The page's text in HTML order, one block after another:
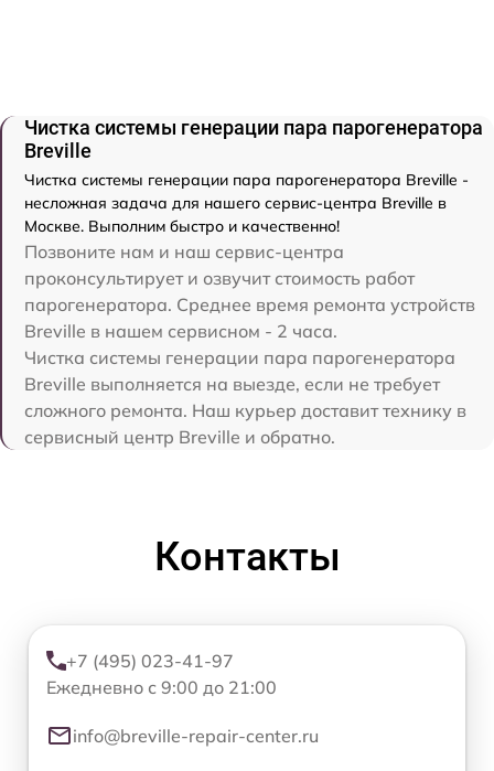
Чистка системы генерации пара парогенератора
Breville
Чистка системы генерации пара парогенератора Breville -
несложная задача для нашего сервис-центра Breville в
Москве. Выполним быстро и качественно!
Позвоните нам и наш сервис-центра
проконсультирует и озвучит стоимость работ
парогенератора. Среднее время ремонта устройств
Breville в нашем сервисном - 2 часа.
Чистка системы генерации пара парогенератора
Breville выполняется на выезде, если не требует
сложного ремонта. Наш курьер доставит технику в
сервисный центр Breville и обратно.
Контакты
+7 (495) 023-41-97
Ежедневно с 9:00 до 21:00
info@breville-repair-center.ru